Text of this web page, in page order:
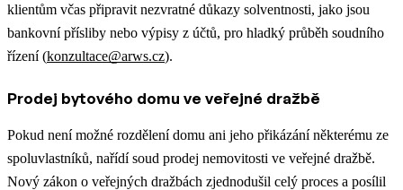
klientům včas připravit nezvratné důkazy solventnosti, jako jsou
bankovní přísliby nebo výpisy z účtů, pro hladký průběh soudního
řízení (konzultace@arws.cz).
Prodej bytového domu ve veřejné dražbě
Pokud není možné rozdělení domu ani jeho přikázání některému ze
spoluvlastníků, nařídí soud prodej nemovitosti ve veřejné dražbě.
Nový zákon o veřejných dražbách zjednodušil celý proces a posílil